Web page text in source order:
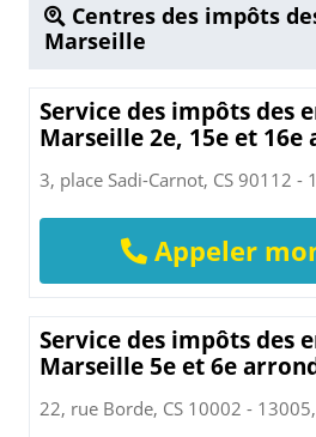
Centres des impôts
Marseille
Service des impôts des
Marseille 2e, 15e et
3, place Sadi-Carnot, CS 90112 -
Appeler
Service des impôts des
Marseille 5e et 6e
22, rue Borde, CS 10002 -